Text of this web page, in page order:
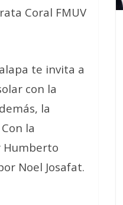
Coral FMUV
te invita a
con la
la
la
Humberto
Noel Josafat.